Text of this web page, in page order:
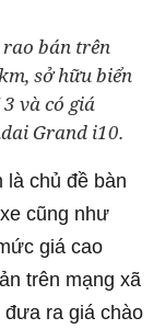
rao bán trên
sở hữu biển
và có giá
Grand i10.
là chủ đề bàn
cũng như
giá cao
trên mạng xã
ra giá chào